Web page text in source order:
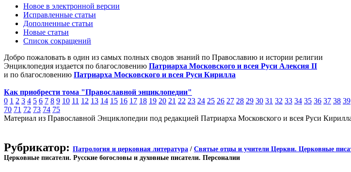
Новое в электронной версии
Исправленные статьи
Дополненные статьи
Новые статьи
Список сокращений
Добро пожаловать в один из самых полных сводов знаний по Православию и истории религии
Энциклопедия издается по благословению Патриарха Московского и всея Руси Алексия II
и по благословению Патриарха Московского и всея Руси Кирилла
Как приобрести тома "Православной энциклопедии"
0 1 2 3 4 5 6 7 8 9 10 11 12 13 14 15 16 17 18 19 20 21 22 23 24 25 26 27 28 29 30 31 32 33 34 35 36 37 38 39
70 71 72 73 74 75
Материал из Православной Энциклопедии под редакцией Патриарха Московского и всея Руси
Рубрикатор: Патрология и церковная литература / Святые отцы и учители Церкви. Церковные
Церковные писатели. Русские богословы и духовные писатели. Персоналии